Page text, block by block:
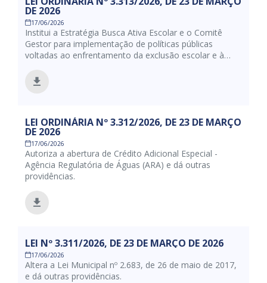
DE 2026
17/06/2026
Institui a Estratégia Busca Ativa Escolar e o Comitê
Gestor para implementação de políticas públicas
voltadas ao enfrentamento da exclusão escolar e à
Município de Juazeiro/BA, e dá outras providências.
LEI ORDINÁRIA Nº 3.312/2026, DE 23 DE MARÇO
DE 2026
17/06/2026
Autoriza a abertura de Crédito Adicional Especial -
Agência Regulatória de Águas (ARA) e dá outras
providências.
LEI Nº 3.311/2026, DE 23 DE MARÇO DE 2026
17/06/2026
Altera a Lei Municipal nº 2.683, de 26 de maio de 2017,
e dá outras providências.